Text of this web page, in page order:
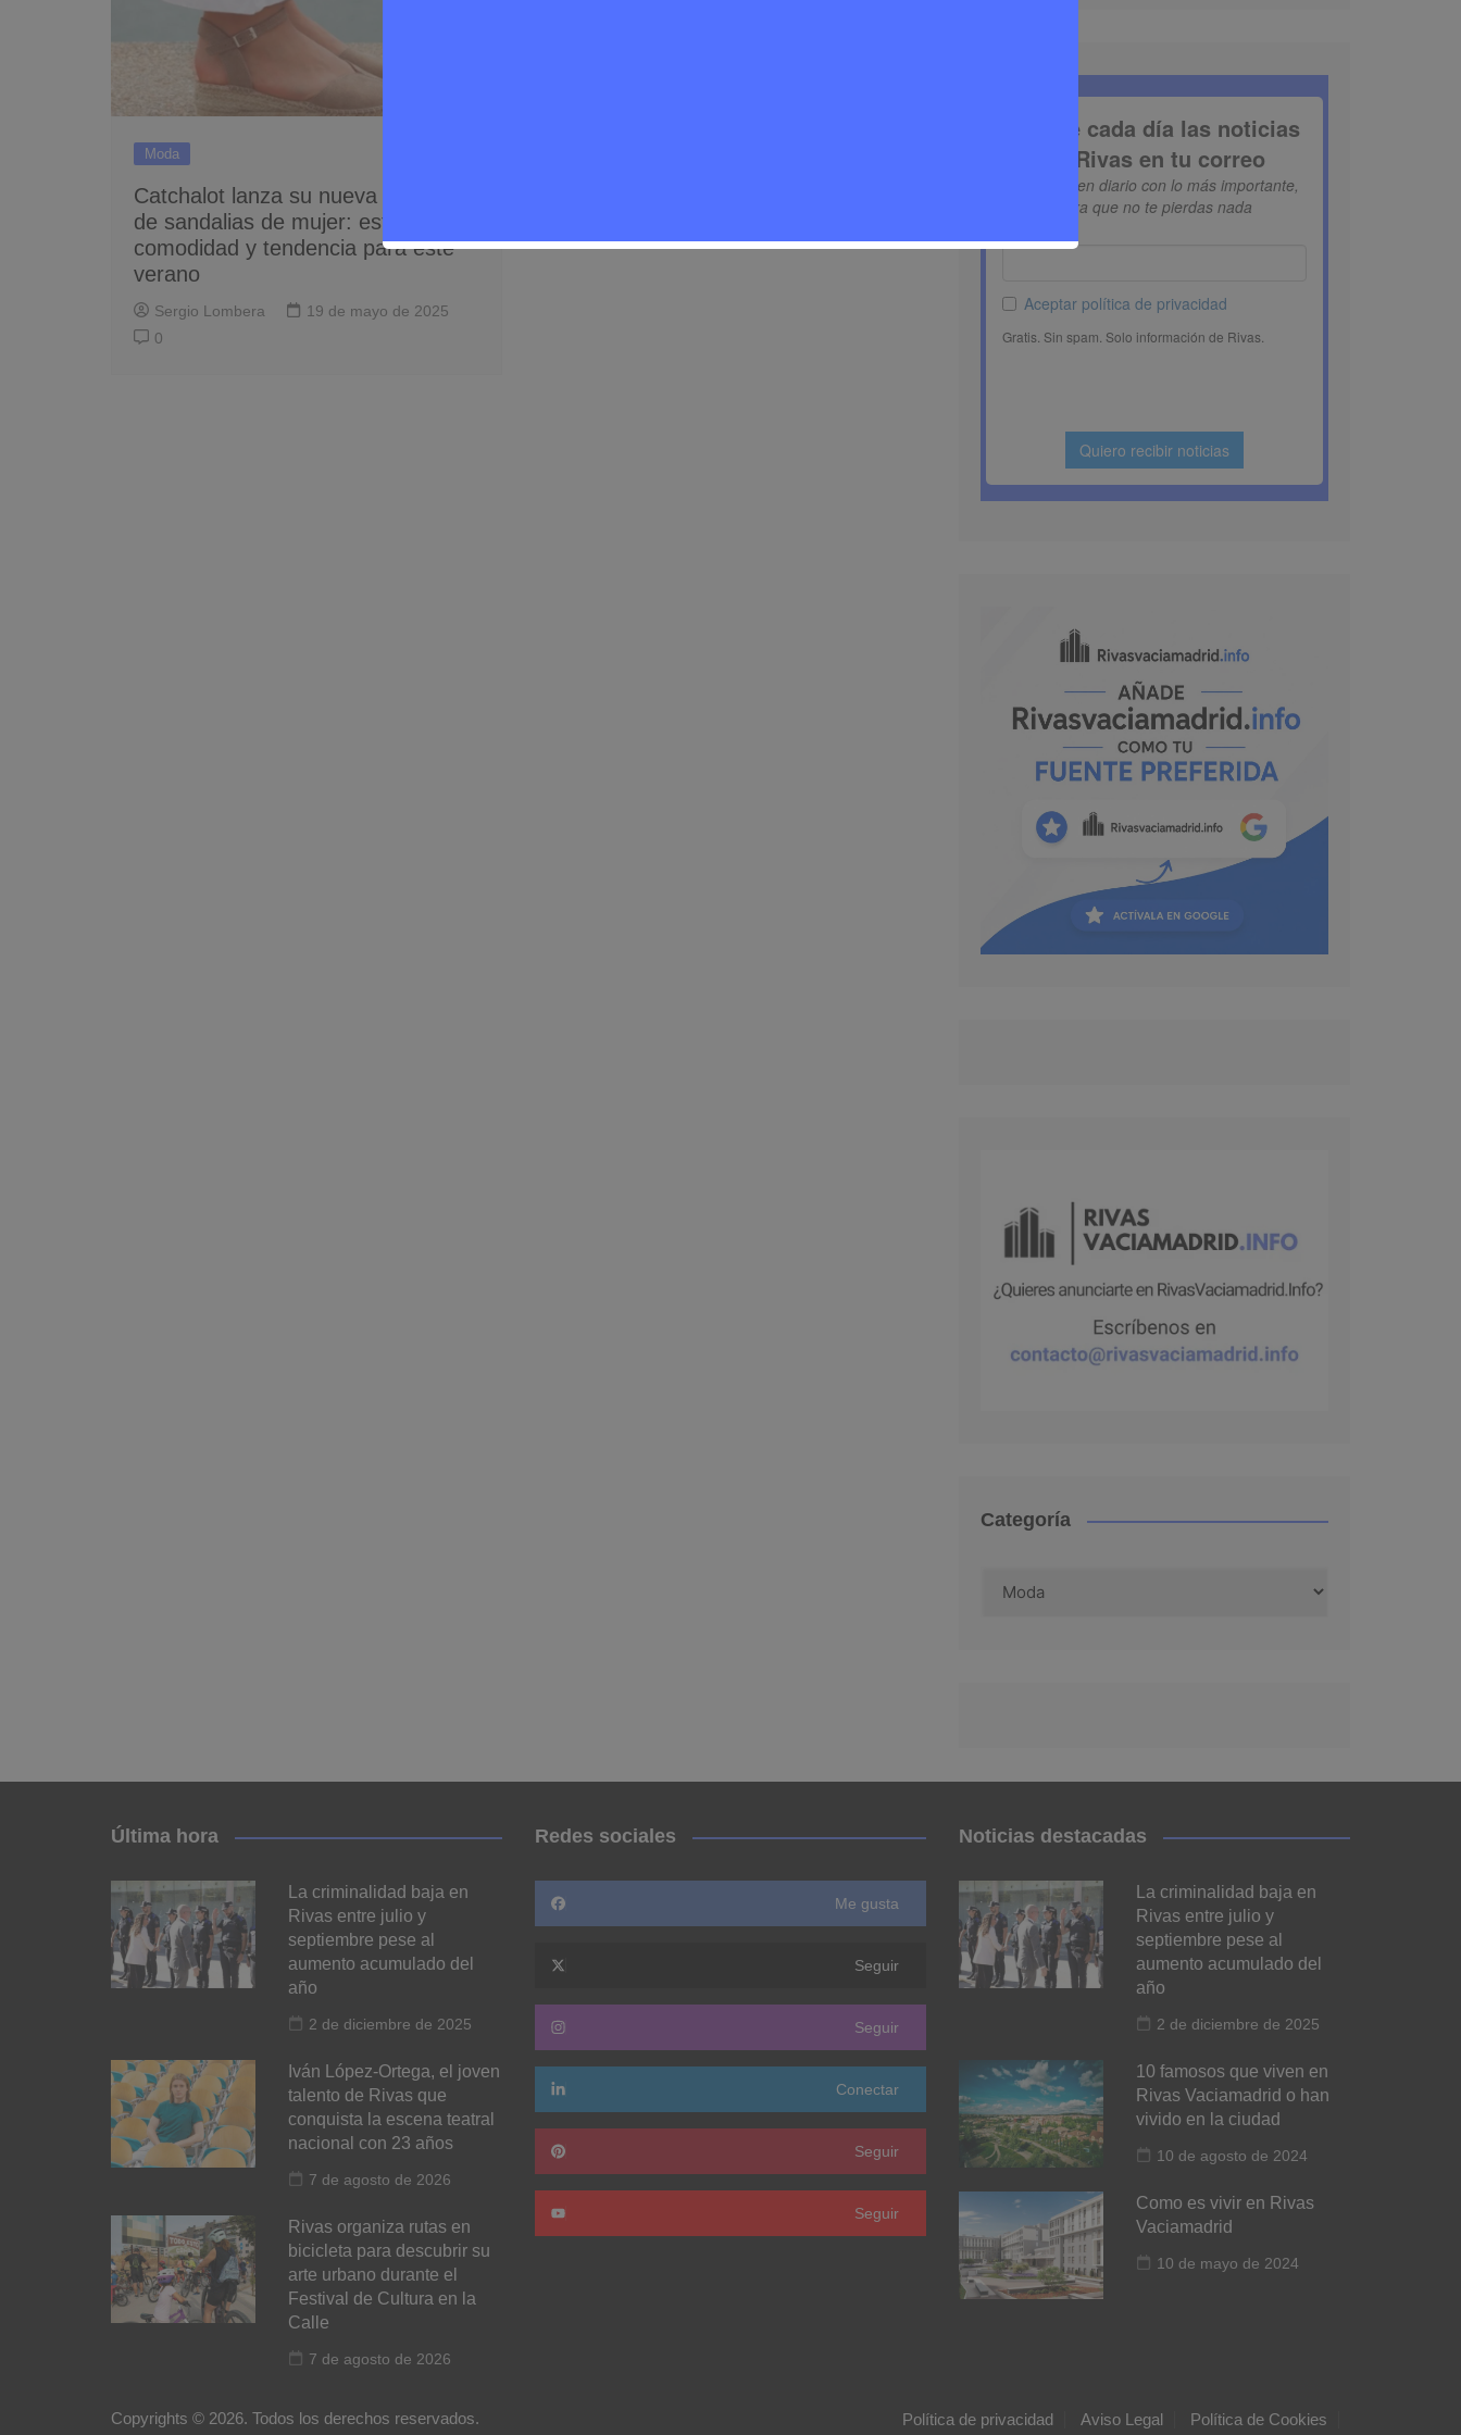
Moda
Catchalot lanza su nueva colección
de sandalias de mujer: estilo,
comodidad y tendencia para este
verano
Sergio Lombera
19 de mayo de 2025
0
Categoría
Última hora
La criminalidad baja en
Rivas entre julio y
septiembre pese al
aumento acumulado del
año
2 de diciembre de 2025
Iván López-Ortega, el joven
talento de Rivas que
conquista la escena teatral
nacional con 23 años
7 de agosto de 2026
Rivas organiza rutas en
bicicleta para descubrir su
arte urbano durante el
Festival de Cultura en la
Calle
7 de agosto de 2026
Redes sociales
Me gusta
Seguir
Seguir
Conectar
Seguir
Seguir
Noticias destacadas
La criminalidad baja en
Rivas entre julio y
septiembre pese al
aumento acumulado del
año
2 de diciembre de 2025
10 famosos que viven en
Rivas Vaciamadrid o han
vivido en la ciudad
10 de agosto de 2024
Como es vivir en Rivas
Vaciamadrid
10 de mayo de 2024
Copyrights © 2026. Todos los derechos reservados. Política de privacidad Aviso Legal Política de Cookies